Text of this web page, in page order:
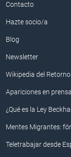
Contacto
Hazte socio/a
Blog
Newsletter
Wikipedia del Retorno
Apariciones en prensa
¿Qué es la Ley
Mentes Migrantes:
Teletrabajar desde